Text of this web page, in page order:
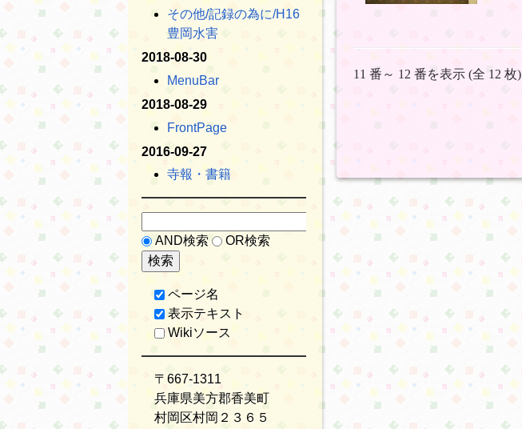
11 番～ 12 番を表示 (全 12 枚)
その他​/記録の為に​/H16
豊岡水害
2018-08-30
MenuBar
2018-08-29
FrontPage
2016-09-27
寺報・書籍
AND検索 OR検索
ページ名
表示テキスト
Wikiソース
〒667-1311
兵庫県美方郡香美町
村岡区村岡２３６５